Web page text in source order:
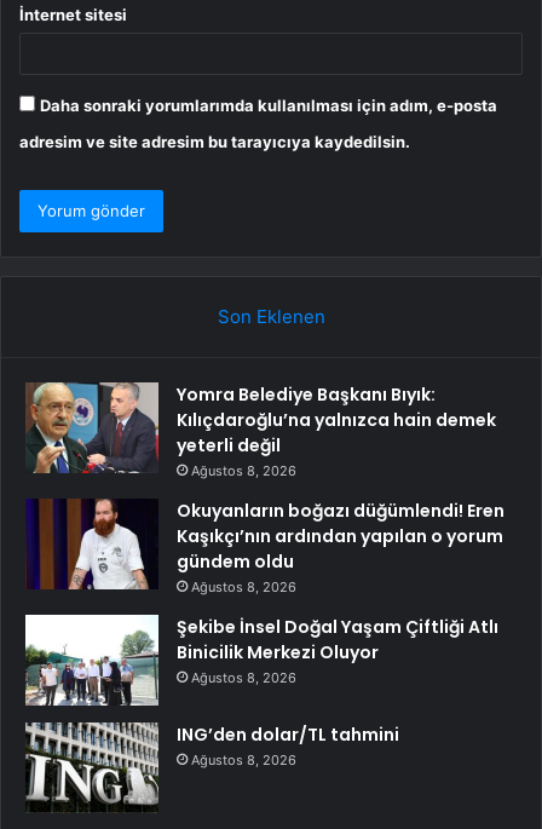
İnternet sitesi
Daha sonraki yorumlarımda kullanılması için adım, e-posta
adresim ve site adresim bu tarayıcıya kaydedilsin.
Son Eklenen
Yomra Belediye Başkanı Bıyık:
Kılıçdaroğlu’na yalnızca hain demek
yeterli değil
Ağustos 8, 2026
Okuyanların boğazı düğümlendi! Eren
Kaşıkçı’nın ardından yapılan o yorum
gündem oldu
Ağustos 8, 2026
Şekibe İnsel Doğal Yaşam Çiftliği Atlı
Binicilik Merkezi Oluyor
Ağustos 8, 2026
ING’den dolar/TL tahmini
Ağustos 8, 2026